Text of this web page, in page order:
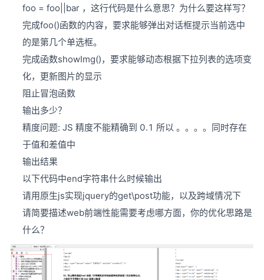
foo = foo||bar ，这行代码是什么意思？为什么要这样写？
完成foo()函数的内容，要求能够弹出对话框提示当前选中
的是第几个单选框。
完成函数showImg()，要求能够动态根据下拉列表的选项变
化，更新图片的显示
阻止冒泡函数
输出多少？
精度问题: JS 精度不能精确到 0.1 所以 。。。。同时存在
于值和差值中
输出结果
以下代码中end字符串什么时候输出
请用原生js实现jquery的get\post功能，以及跨域情况下
请简要描述web前端性能需要考虑哪方面，你的优化思路是
什么？